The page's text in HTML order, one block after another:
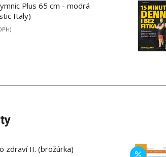
Plus 65 cm - modrá
Italy)
zdraví II. (brožúrka)